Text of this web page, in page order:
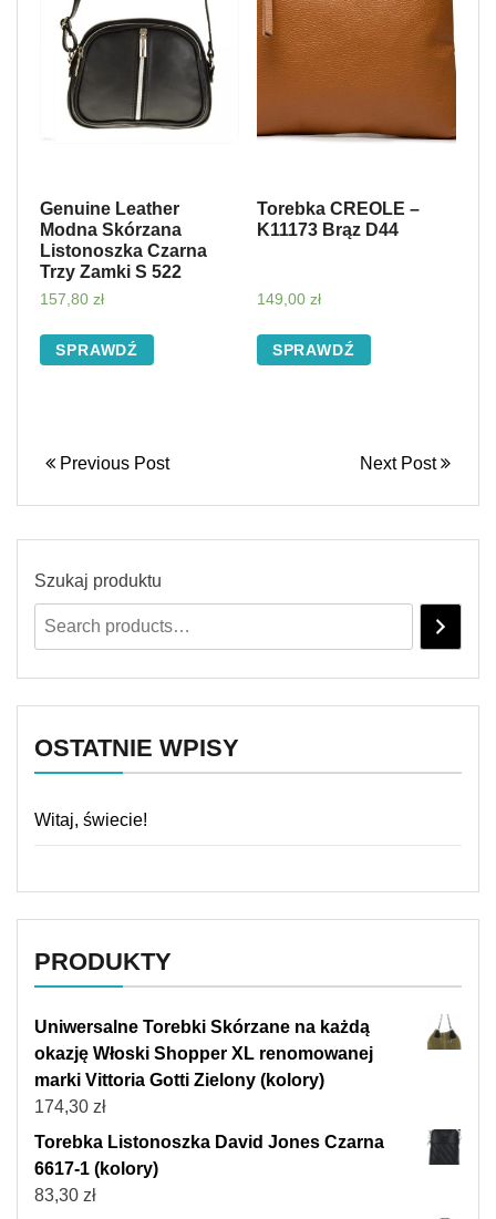
Genuine Leather
Modna Skórzana
Listonoszka Czarna
Trzy Zamki S 522
157,80 zł
SPRAWDŹ
Torebka CREOLE –
K11173 Brąz D44
149,00 zł
SPRAWDŹ
Previous Post Next Post
Szukaj produktu
OSTATNIE WPISY
Witaj, świecie!
PRODUKTY
Uniwersalne Torebki Skórzane na każdą
okazję Włoski Shopper XL renomowanej
marki Vittoria Gotti Zielony (kolory)
174,30 zł
Torebka Listonoszka David Jones Czarna
6617-1 (kolory)
83,30 zł